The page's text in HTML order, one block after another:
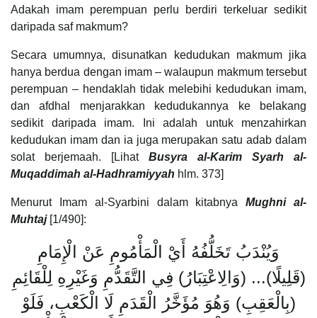
Adakah imam perempuan perlu berdiri terkeluar sedikit
daripada saf makmum?
Secara umumnya, disunatkan kedudukan makmum jika
hanya berdua dengan imam – walaupun makmum tersebut
perempuan – hendaklah tidak melebihi kedudukan imam,
dan afdhal menjarakkan kedudukannya ke belakang
sedikit daripada imam. Ini adalah untuk menzahirkan
kedudukan imam dan ia juga merupakan satu adab dalam
solat berjemaah. [Lihat Busyra al-Karim Syarh al-
Muqaddimah al-Hadhramiyyah hlm. 373]
Menurut Imam al-Syarbini dalam kitabnyaMughni al-
Muhtaj [1/490]:
وَيُنْدَبُ تَخَلُّفُهُ أَيْ الْمَأْمُومِ عَنْ الْإِمَامِ
(قَلِيلًا)... (وَالِاعْتِبَارُ) فِي التَّقَدُّمِ وَغَيْرِهِ لِلْقَائِمِ
(بِالْعَقِبِ) وَهُوَ مُؤَخَّرُ الْقَدَمِ لَا الْكَعْبِ، فَلَوْ